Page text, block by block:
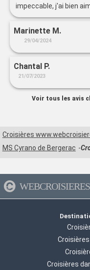
impeccable, j'ai bien
Marinette M.
29/04/2024
Chantal P.
21/07/2023
Voir tous les avis
Croisières
MS Cyrano de Bergerac
Croisières